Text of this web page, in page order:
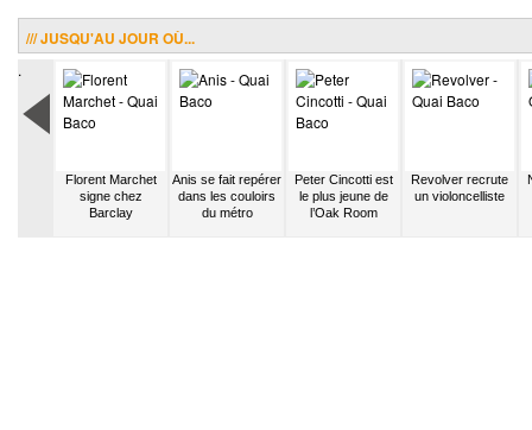
/// JUSQU'AU JOUR OÙ...
.
Florent Marchet
signe chez
Barclay
Anis se fait repérer
dans les couloirs
du métro
Peter Cincotti est
le plus jeune de
l’Oak Room
Revolver recrute
un violoncelliste